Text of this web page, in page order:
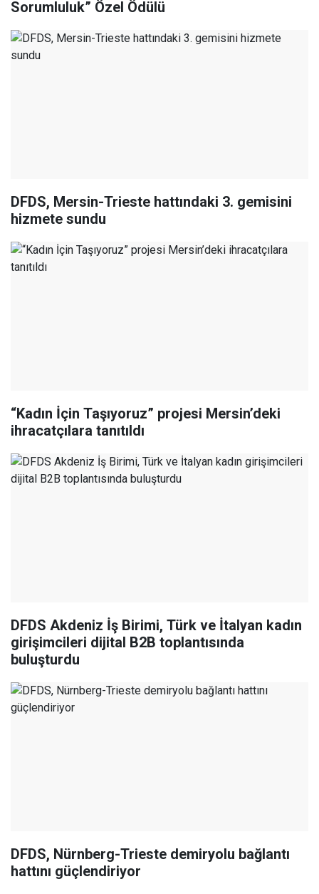
Sorumluluk” Özel Ödülü
DFDS, Mersin-Trieste hattındaki 3. gemisini
hizmete sundu
“Kadın İçin Taşıyoruz” projesi Mersin’deki
ihracatçılara tanıtıldı
DFDS Akdeniz İş Birimi, Türk ve İtalyan kadın
girişimcileri dijital B2B toplantısında
buluşturdu
DFDS, Nürnberg-Trieste demiryolu bağlantı
hattını güçlendiriyor